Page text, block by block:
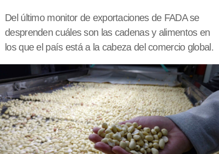
Del último monitor de exportaciones de FADA se
desprenden cuáles son las cadenas y alimentos en
los que el país está a la cabeza del comercio global.